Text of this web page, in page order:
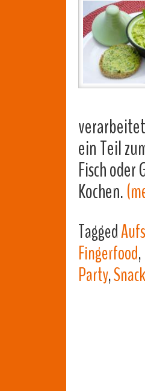
ein Teil
Fisch
Kochen.
Tagged
Fingerfood,
Party,